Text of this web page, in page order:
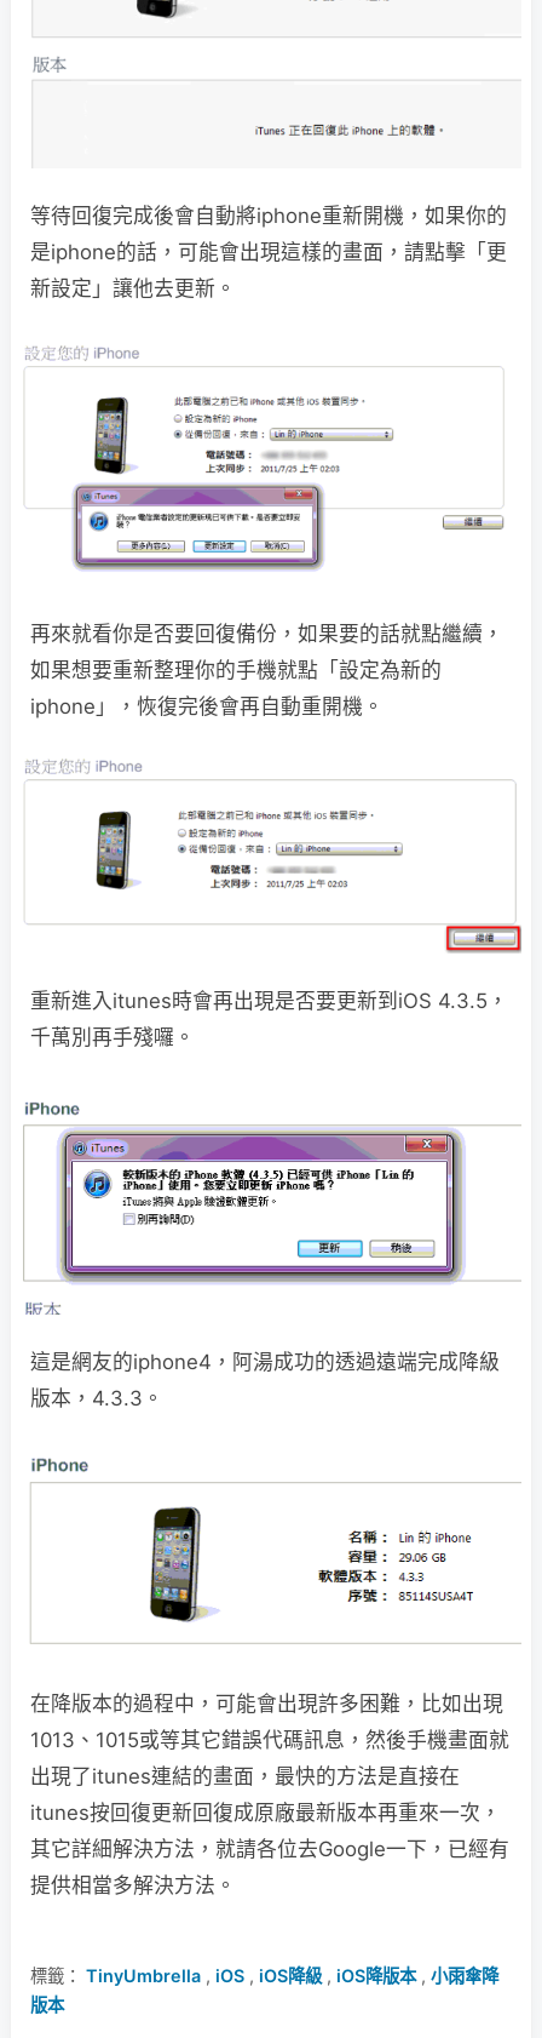
等待回復完成後會自動將iphone重新開機，如果你的
是iphone的話，可能會出現這樣的畫面，請點擊「更
新設定」讓他去更新。
再來就看你是否要回復備份，如果要的話就點繼續，
如果想要重新整理你的手機就點「設定為新的
iphone」，恢復完後會再自動重開機。
重新進入itunes時會再出現是否要更新到iOS 4.3.5，
千萬別再手殘囉。
這是網友的iphone4，阿湯成功的透過遠端完成降級
版本，4.3.3。
在降版本的過程中，可能會出現許多困難，比如出現
1013、1015或等其它錯誤代碼訊息，然後手機畫面就
出現了itunes連結的畫面，最快的方法是直接在
itunes按回復更新回復成原廠最新版本再重來一次，
其它詳細解決方法，就請各位去Google一下，已經有
提供相當多解決方法。
標籤： TinyUmbrella , iOS , iOS降級 , iOS降版本, 小雨傘降
版本